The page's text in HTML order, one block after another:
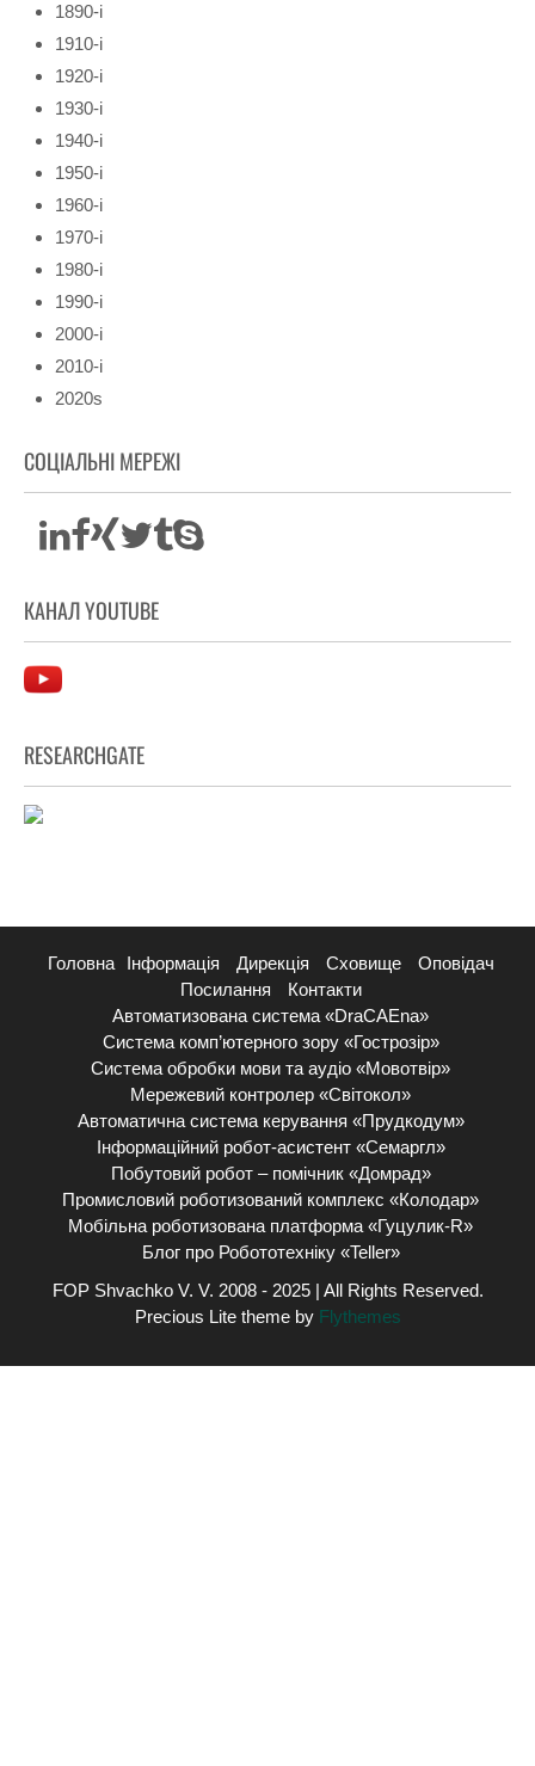
1890-і
1910-і
1920-і
1930-і
1940-і
1950-і
1960-і
1970-і
1980-і
1990-і
2000-і
2010-і
2020s
СОЦІАЛЬНІ МЕРЕЖІ
КАНАЛ YOUTUBE
RESEARCHGATE
Головна Інформація Дирекція Сховище
Оповідач
Посилання
Контакти
Автоматизована система «DraCAEna»
Система комп’ютерного зору «Гострозір»
Система обробки мови та аудіо «Мовотвір»
Мережевий контролер «Світокол»
Автоматична система керування «Прудкодум»
Інформаційний робот-асистент «Семаргл»
Побутовий робот – помічник «Домрад»
Промисловий роботизований комплекс «Колодар»
Мобільна роботизована платформа «Гуцулик-R»
Блог про Робототехніку «Teller»
FOP Shvachko V. V. 2008 - 2025 | All Rights Reserved.
Precious Lite theme byFlythemes